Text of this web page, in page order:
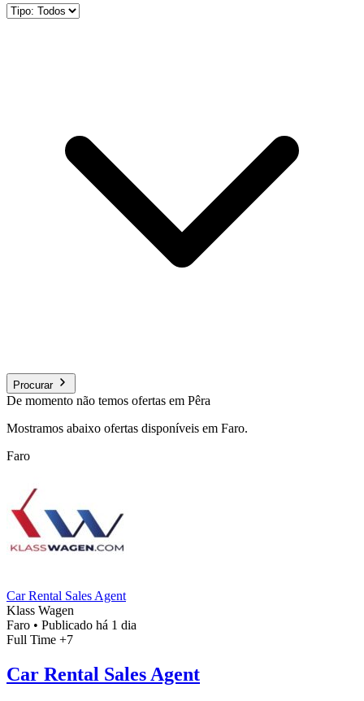
Procurar
De momento não temos ofertas em Pêra
Mostramos abaixo ofertas disponíveis em Faro.
Faro
Car Rental Sales Agent
Klass Wagen
Faro • Publicado há 1 dia
Full Time +7
Car Rental Sales Agent